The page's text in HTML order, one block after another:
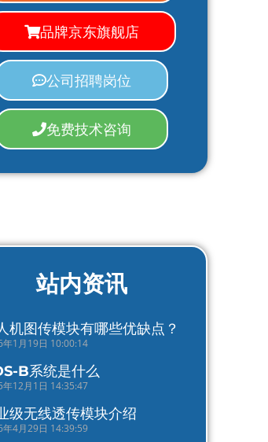
品牌京东旗舰店
公司招聘岗位
免费技术咨询
站内资讯
机图传模块有哪些优缺点？
年1月19日 10:00:14
B系统是什么
年12月1日 14:35:47
级无线透传模块介绍
年4月29日 14:39:59